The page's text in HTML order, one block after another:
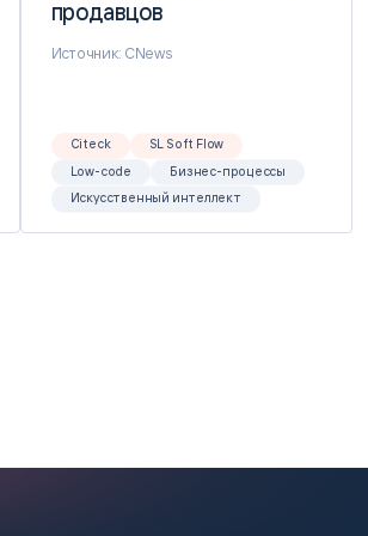
продавцов
продавцов
Источник: CNews
Citeck
SL Soft Flow
Low-code
Бизнес-процессы
Искусственный интеллект